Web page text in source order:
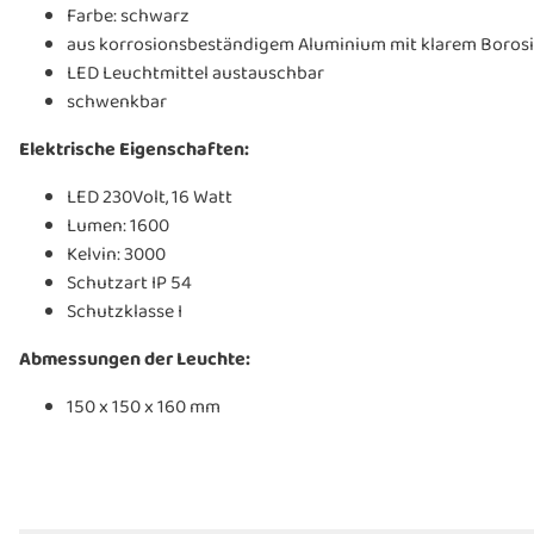
Farbe: schwarz
aus korrosionsbeständigem Aluminium mit klarem
LED Leuchtmittel austauschbar
schwenkbar
Elektrische Eigenschaften:
LED 230Volt, 16 Watt
Lumen: 1600
Kelvin: 3000
Schutzart IP 54
Schutzklasse I
Abmessungen der Leuchte:
150 x 150 x 160 mm